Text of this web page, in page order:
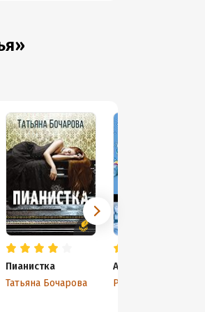
Пианистка
Татьяна Бочарова
Аллергия на ложь
Рина Осинкина